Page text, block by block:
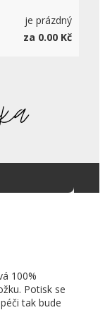
je prázdný
za 0.00 Kč
100%
Potisk se
tak bude